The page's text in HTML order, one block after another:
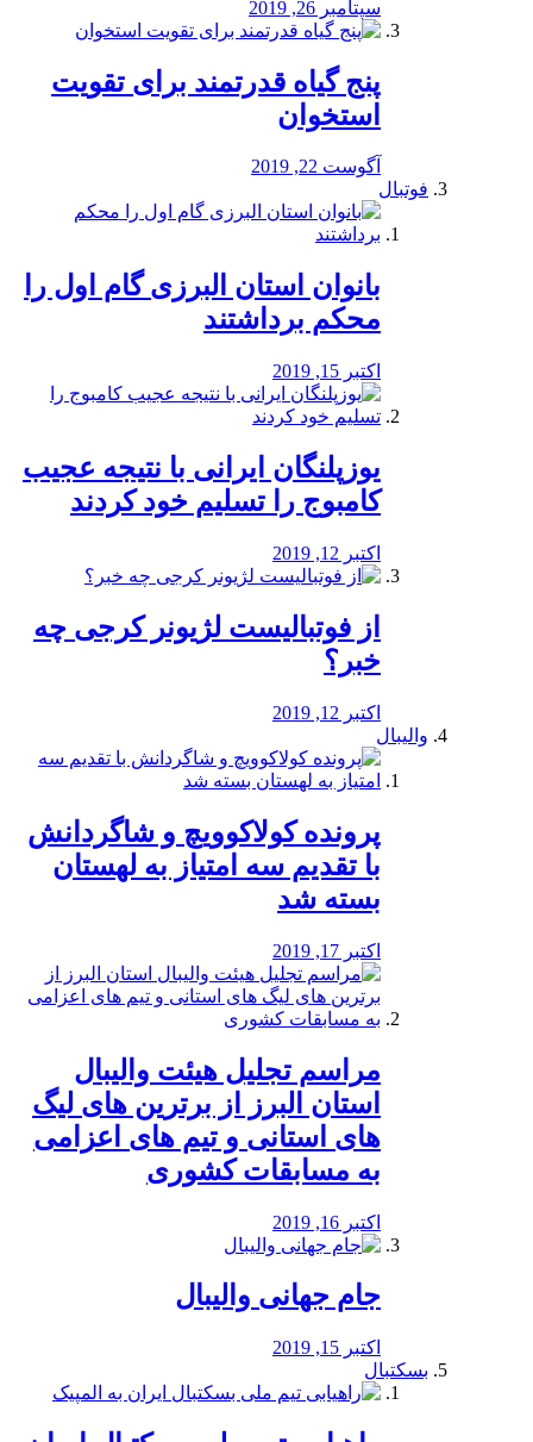
سپتامبر 26, 2019
پنج گیاه قدرتمند برای تقویت
استخوان
آگوست 22, 2019
فوتبال
بانوان استان البرزی گام اول را
محكم برداشتند
اکتبر 15, 2019
یوزپلنگان ایرانی با نتیجه عجیب
کامبوج را تسلیم خود کردند
اکتبر 12, 2019
از فوتبالیست لژیونر کرجی چه
خبر؟
اکتبر 12, 2019
والیبال
پرونده کولاکوویچ و شاگردانش
با تقدیم سه امتیاز به لهستان
بسته شد
اکتبر 17, 2019
مراسم تجلیل هیئت والیبال
استان البرز از برترین های لیگ
های استانی و تیم های اعزامی
به مسابقات کشوری
اکتبر 16, 2019
جام جهانی والیبال
اکتبر 15, 2019
بسکتبال